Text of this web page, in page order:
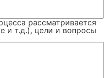
рассматривается
и т.д.), цели и вопросы